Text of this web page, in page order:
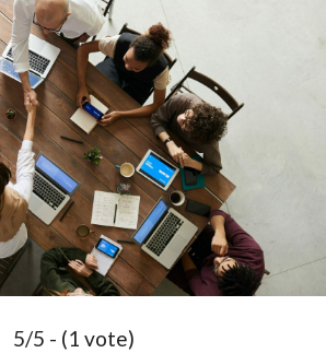
5/5 - (1 vote)